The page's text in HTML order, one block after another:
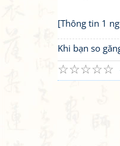
[Thông tin 1
Khi bạn so
☆
☆
☆
☆
☆